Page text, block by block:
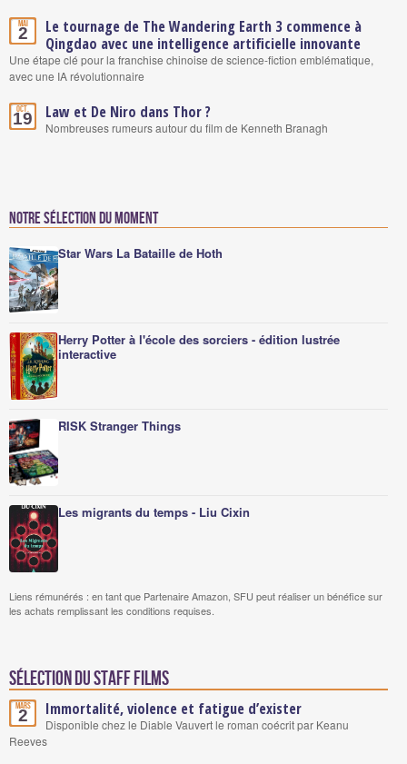
Mai
2
Le tournage de The Wandering Earth 3 commence à
Qingdao avec une intelligence artificielle innovante
Une étape clé pour la franchise chinoise de science-fiction emblématique,
avec une IA révolutionnaire
Oct.
19 Law et De Niro dans Thor ?
Nombreuses rumeurs autour du film de Kenneth Branagh
Notre sélection du moment
Star Wars La Bataille de Hoth
Herry Potter à l'école des sorciers - édition lustrée
interactive
RISK Stranger Things
Les migrants du temps - Liu Cixin
Liens rémunérés : en tant que Partenaire Amazon, SFU peut réaliser un bénéfice sur
les achats remplissant les conditions requises.
Sélection du staff Films
Mars
2 Immortalité, violence et fatigue d’exister
Disponible chez le Diable Vauvert le roman coécrit par Keanu
Reeves